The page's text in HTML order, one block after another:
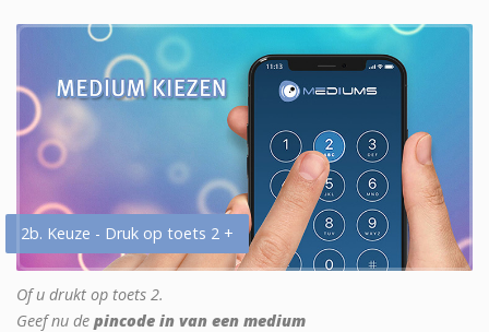
2b. Keuze - Druk op toets 2 +
Of u drukt op toets 2.
Geef nu de pincode in van een medium